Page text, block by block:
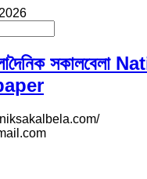
দৈনিক সকালবেলা